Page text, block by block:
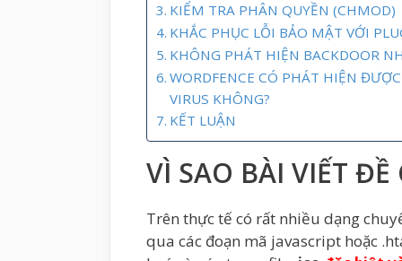
KIỂM TRA PHÂN QUYỀN (CHMOD)
KHẮC PHỤC LỖI BẢO MẬT VỚI
KHÔNG PHÁT HIỆN BACKDOOR
WORDFENCE CÓ PHÁT HIỆN
VIRUS KHÔNG?
KẾT LUẬN
VÌ SAO BÀI VIẾT ĐỀ
Trên thực tế có rất nhiều dạng
qua các đoạn mã javascript hoặc